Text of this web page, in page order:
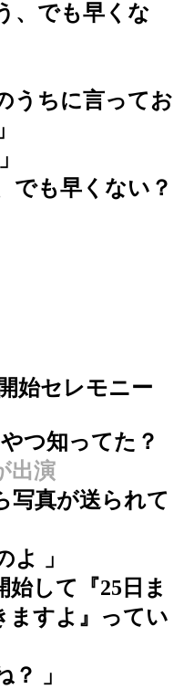
、でも早くな
うちに言ってお
でも早くない？
始セレモニー
つ知ってた？
出演
写真が送られて
よ 」
始して『25日ま
ますよ』ってい
？ 」